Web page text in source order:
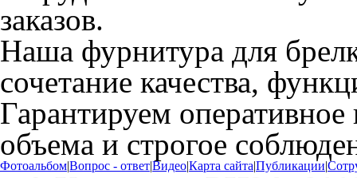
заказов.
Наша фурнитура для
сочетание качества,
Гарантируем
объема и строгое
Фотоальбом|Вопрос - ответ|Видео|Карта сайта|Публикации|